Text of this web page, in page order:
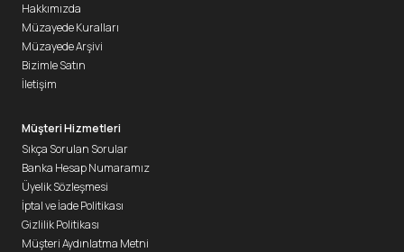
Hakkımızda
Müzayede Kuralları
Müzayede Arşivi
Bizimle Satın
İletişim
Müşteri Hizmetleri
Sıkça Sorulan Sorular
Banka Hesap Numaramız
Üyelik Sözleşmesi
İptal ve İade Politikası
Gizlilik Politikası
Müşteri Aydınlatma Metni